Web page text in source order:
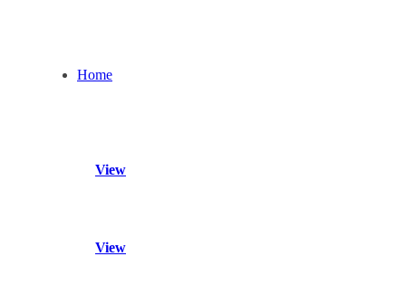
Home
View
View